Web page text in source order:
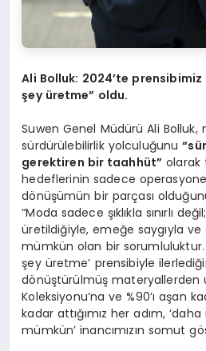
Ali Bolluk: 2024’te
şey üretme” oldu.
Suwen Genel Müdürü Ali Bolluk,
sürdürülebilirlik yolculuğunu
gerektiren bir taahhüt” olarak
hedeflerinin sadece
dönüşümün bir parçası
“Moda sadece şıklıkla sınırlı
üretildiğiyle, emeğe saygıyla ve
mümkün olan bir
şey üretme’ prensibiyle
dönüştürülmüş materyallerden
Koleksiyonu’na ve %90’ı aşan
kadar attığımız her adım,
mümkün’ inancımızın somut